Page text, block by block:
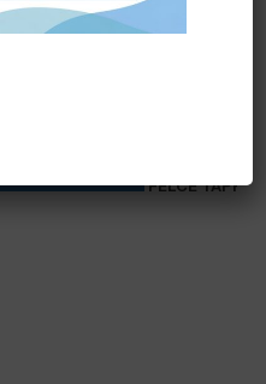
RIBALT. fl.1 lt.